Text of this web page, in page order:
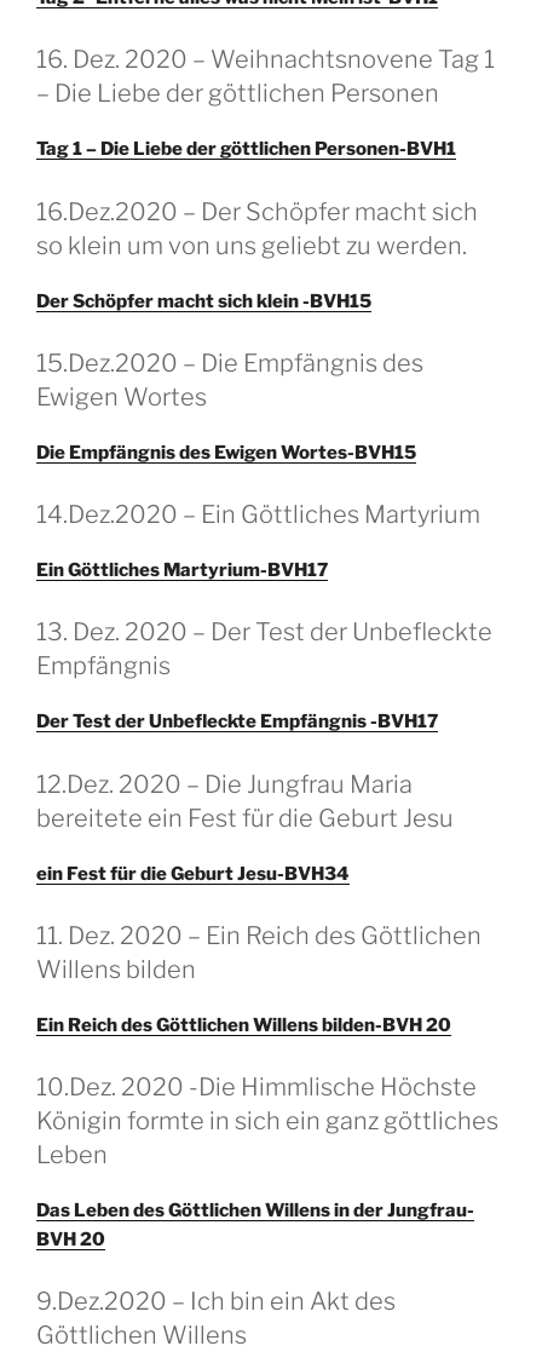
GEPLAATST
OP
16. Dez. 2020 – Weihnachtsnovene Tag 1
– Die Liebe der göttlichen Personen
Tag 1 – Die Liebe der göttlichen Personen-BVH1
GEPLAATST
OP
16.Dez.2020 – Der Schöpfer macht sich
so klein um von uns geliebt zu werden.
Der Schöpfer macht sich klein -BVH15
GEPLAATST
OP
15.Dez.2020 – Die Empfängnis des
Ewigen Wortes
Die Empfängnis des Ewigen Wortes-BVH15
GEPLAATST
OP
14.Dez.2020 – Ein Göttliches Martyrium
Ein Göttliches Martyrium-BVH17
GEPLAATST
OP
13. Dez. 2020 – Der Test der Unbefleckte
Empfängnis
Der Test der Unbefleckte Empfängnis -BVH17
GEPLAATST
OP
12.Dez. 2020 – Die Jungfrau Maria
bereitete ein Fest für die Geburt Jesu
ein Fest für die Geburt Jesu-BVH34
GEPLAATST
OP
11. Dez. 2020 – Ein Reich des Göttlichen
Willens bilden
Ein Reich des Göttlichen Willens bilden-BVH 20
GEPLAATST
OP
10.Dez. 2020 -Die Himmlische Höchste
Königin formte in sich ein ganz göttliches
Leben
Das Leben des Göttlichen Willens in der Jungfrau-
BVH 20
GEPLAATST
OP
9.Dez.2020 – Ich bin ein Akt des
Göttlichen Willens